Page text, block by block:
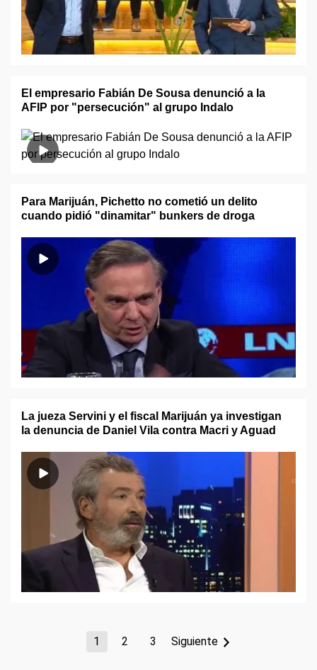
El empresario Fabián De Sousa denunció a la
AFIP por "persecución" al grupo Indalo
Para Marijuán, Pichetto no cometió un delito
cuando pidió "dinamitar" bunkers de droga
La jueza Servini y el fiscal Marijuán ya investigan
la denuncia de Daniel Vila contra Macri y Aguad
1 2 3 Siguiente